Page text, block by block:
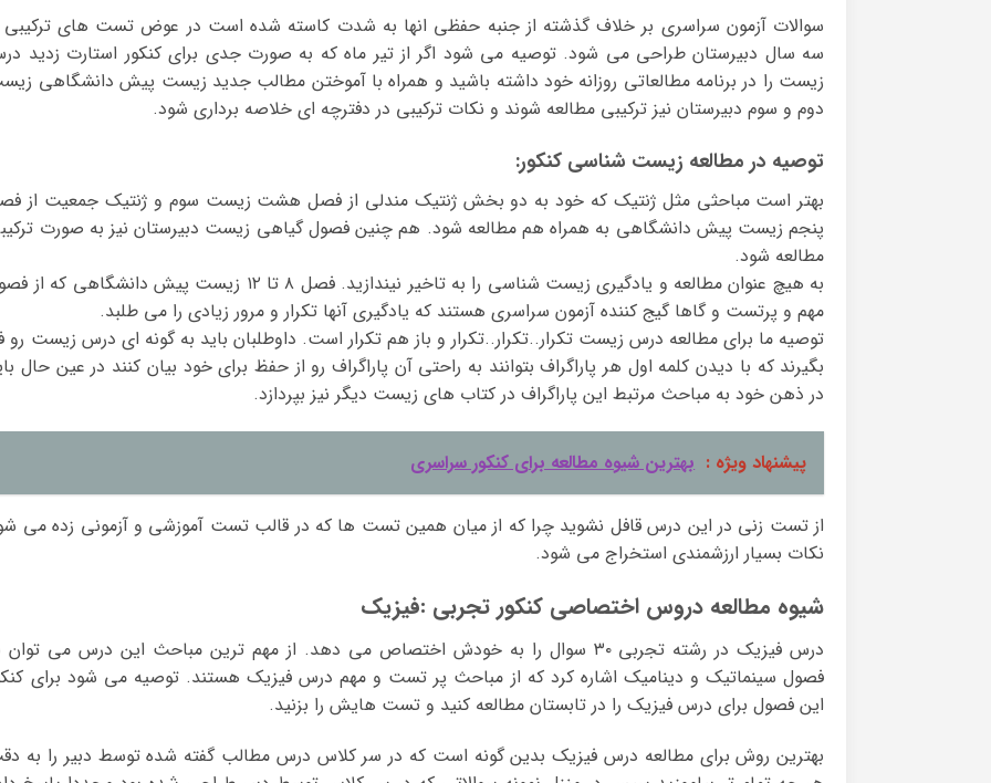
سوالات آزمون سراسری بر خلاف گذشته از جنبه حفظی انها به شدت کاسته شده است در عوض تست های ترکیبی
سه سال دبیرستان طراحی می شود. توصیه می شود اگر از تیر ماه که به صورت جدی برای کنکور استارت زدید
زیست را در برنامه مطالعاتی روزانه خود داشته باشید و همراه با آموختن مطالب جدید زیست پیش دانشگاهی
دوم و سوم دبیرستان نیز ترکیبی مطالعه شوند و نکات ترکیبی در دفترچه ای خلاصه برداری شود.
توصیه در مطالعه زیست شناسی کنکور:
بهتر است مباحثی مثل ژنتیک که خود به دو بخش ژنتیک مندلی از فصل هشت زیست سوم و ژنتیک جمعیت از
پنجم زیست پیش دانشگاهی به همراه هم مطالعه شود. هم چنین فصول گیاهی زیست دبیرستان نیز به صورت
مطالعه شود.
به هیچ عنوان مطالعه و یادگیری زیست شناسی را به تاخیر نیندازید. فصل ۸ تا ۱۲ زیست پیش دانشگاهی که
مهم و پرتست و گاها گیج کننده آزمون سراسری هستند که یادگیری آنها تکرار و مرور زیادی را می طلبد.
توصیه ما برای مطالعه درس زیست تکرار..تکرار..تکرار و باز هم تکرار است. داوطلبان باید به گونه ای درس زیست رو
بگیرند که با دیدن کلمه اول هر پاراگراف بتوانند به راحتی آن پاراگراف رو از حفظ برای خود بیان کنند در عین حال
در ذهن خود به مباحث مرتبط این پاراگراف در کتاب های زیست دیگر نیز بپردازد.
پیشنهاد ویژه : بهترین شیوه مطالعه برای کنکور سراسری
از تست زنی در این درس قافل نشوید چرا که از میان همین تست ها که در قالب تست آموزشی و آزمونی زده می
نکات بسیار ارزشمندی استخراج می شود.
شیوه مطالعه دروس اختصاصی کنکور تجربی :فیزیک
درس فیزیک در رشته تجربی ۳۰ سوال را به خودش اختصاص می دهد. از مهم ترین مباحث این درس می توان
فصول سینماتیک و دینامیک اشاره کرد که از مباحث پر تست و مهم درس فیزیک هستند. توصیه می شود برای
این فصول برای درس فیزیک را در تابستان مطالعه کنید و تست هایش را بزنید.
بهترین روش برای مطالعه درس فیزیک بدین گونه است که در سر کلاس درس مطالب گفته شده توسط دبیر را به